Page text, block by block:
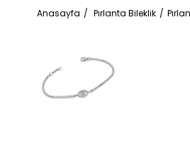
Anasayfa Pırlanta Bileklik